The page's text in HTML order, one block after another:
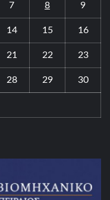
7 8 9
14 15 16
21 22 23
28 29 30